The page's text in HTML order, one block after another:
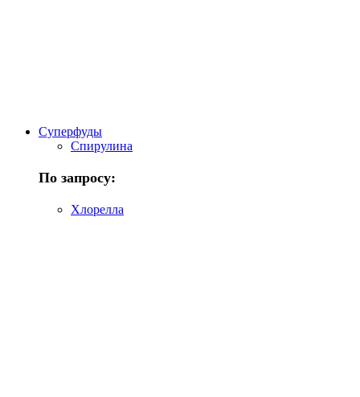
Суперфуды
Спирулина
По запросу:
Хлорелла